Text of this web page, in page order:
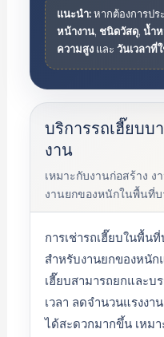
แนะนำ:หากต้องการปร
หน้างาน, ชนิดวัสดุ, น้ำ
ความสูงและ วันเวลาที่
บริการรถเฮี๊ยบบ
งาน
เหมาะกับงานก่อสร้าง
งานยกของหนักในพื้นที่บ
การเช่ารถเฮี๊ยบในพื้น
สำหรับงานยกของหนัก
เฮี๊ยบสามารถยกและบ
เวลา ลดจำนวนแรงงา
ได้สะดวกมากขึ้น เหม